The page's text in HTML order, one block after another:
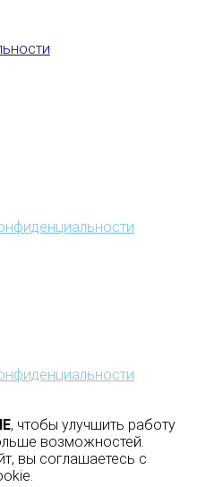
, чтобы улучшить работу
возможностей.
вы соглашаетесь с